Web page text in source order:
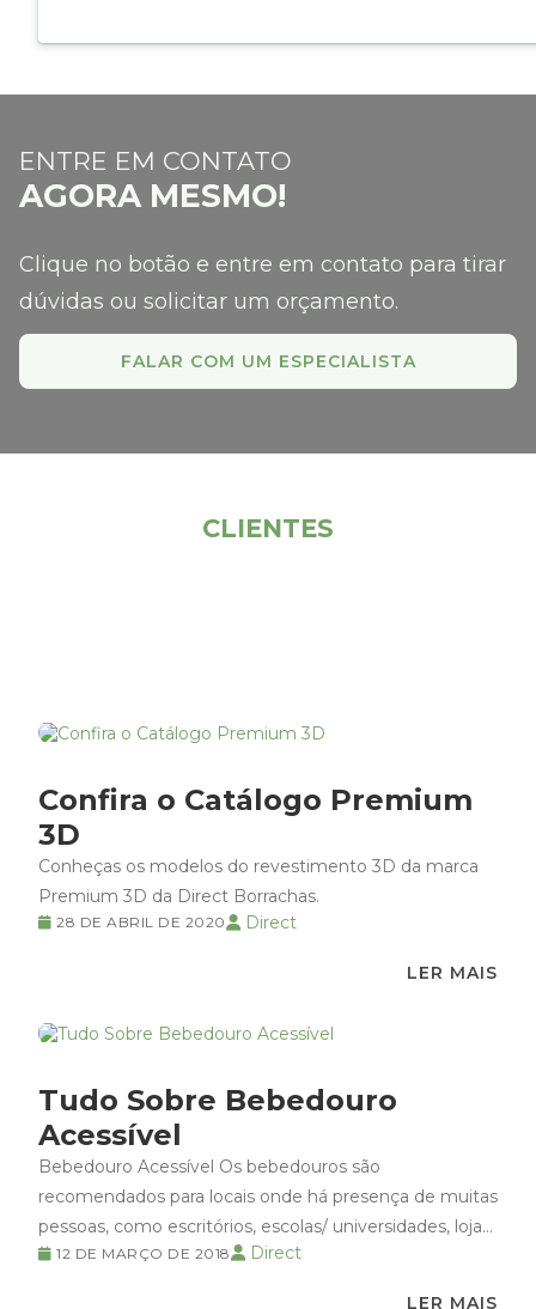
ENTRE EM CONTATO
AGORA MESMO!
Clique no botão e entre em contato para tirar
dúvidas ou solicitar um orçamento.
FALAR COM UM ESPECIALISTA
CLIENTES
Confira o Catálogo Premium
3D
Conheças os modelos do revestimento 3D da marca
Premium 3D da Direct Borrachas.
28 DE ABRIL DE 2020 Direct
LER MAIS
Tudo Sobre Bebedouro
Acessível
Bebedouro Acessível Os bebedouros são
recomendados para locais onde há presença de muitas
pessoas, como escritórios, escolas/ universidades, lojas
ou shoppings. Sua vantagem é oferecer água gelada
12 DE MARÇO DE 2018 Direct
LER MAIS